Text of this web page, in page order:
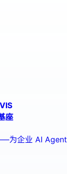
座
为企业 AI Agent